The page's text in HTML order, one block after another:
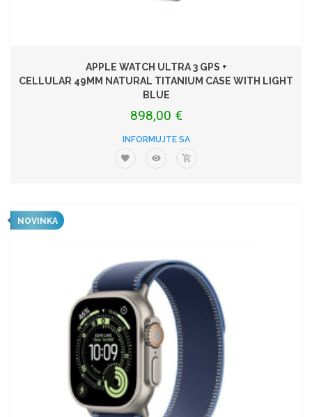
APPLE WATCH ULTRA 3 GPS +
CELLULAR 49MM NATURAL TITANIUM CASE WITH LIGHT
BLUE
898,00 €
INFORMUJTE SA
NOVINKA